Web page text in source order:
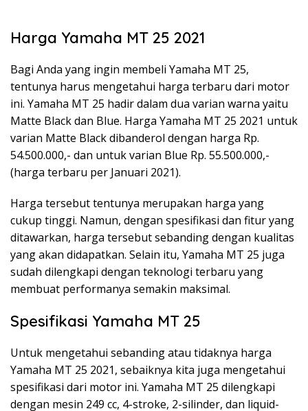
Harga Yamaha MT 25 2021
Bagi Anda yang ingin membeli Yamaha MT 25,
tentunya harus mengetahui harga terbaru dari motor
ini. Yamaha MT 25 hadir dalam dua varian warna yaitu
Matte Black dan Blue. Harga Yamaha MT 25 2021 untuk
varian Matte Black dibanderol dengan harga Rp.
54.500.000,- dan untuk varian Blue Rp. 55.500.000,-
(harga terbaru per Januari 2021).
Harga tersebut tentunya merupakan harga yang
cukup tinggi. Namun, dengan spesifikasi dan fitur yang
ditawarkan, harga tersebut sebanding dengan kualitas
yang akan didapatkan. Selain itu, Yamaha MT 25 juga
sudah dilengkapi dengan teknologi terbaru yang
membuat performanya semakin maksimal.
Spesifikasi Yamaha MT 25
Untuk mengetahui sebanding atau tidaknya harga
Yamaha MT 25 2021, sebaiknya kita juga mengetahui
spesifikasi dari motor ini. Yamaha MT 25 dilengkapi
dengan mesin 249 cc, 4-stroke, 2-silinder, dan liquid-